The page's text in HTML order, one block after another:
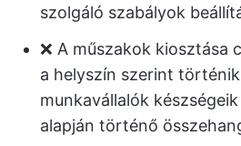
szolgáló szabályok
❌ A műszakok kiosztása
a helyszín szerint
munkavállalók
alapján történő